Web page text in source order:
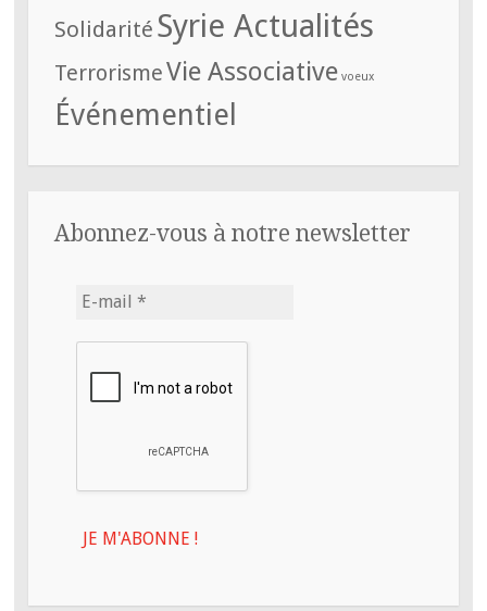
Solidarité Syrie Actualités
TerrorismeVie Associative voeux
Événementiel
Abonnez-vous à notre newsletter